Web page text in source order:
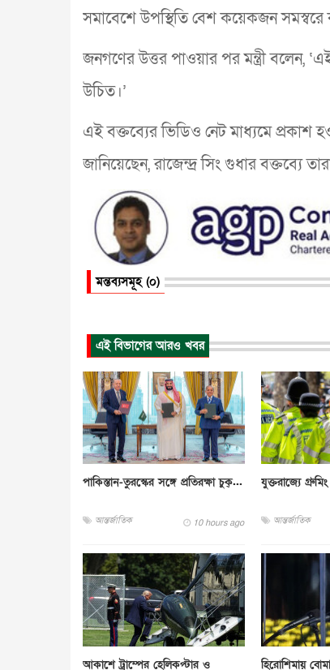
সমাবেশে উপস্থিতি বেশ কয়েকজন সমস্বরে
জনগণের উত্তর পাওয়ার পর মন্ত্রী বলেন,
উচিত।’
এই বক্তব্যের ভিডিও নেট মাধ্যমে প্রকাশ
জানিয়েছেন, রাজেন্দ্র সিং গুধার বক্তব্যে
মন্তব্যসমূহ (০)
এই বিভাগের আরও খবর
পাকিস্তান-তুরস্কের সঙ্গে প্রতিরক্ষা চুক্...
আন্তর্জাতিক 10 hours ago
যুক্তরাজ্যে
আন্তর্জাতিক
আকাশে ট্রাম্পের হেলিকপ্টার ও
হিরোশিমায়